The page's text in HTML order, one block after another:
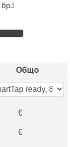
бр.!
Общо
€
€